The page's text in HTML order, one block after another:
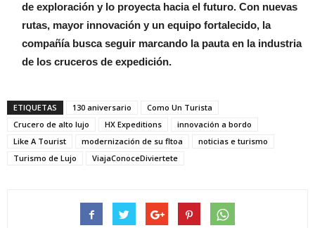
de exploración y lo proyecta hacia el futuro. Con nuevas
rutas, mayor innovación y un equipo fortalecido, la
compañía busca seguir marcando la pauta en la industria
de los cruceros de expedición.
ETIQUETAS 130 aniversario
Como Un Turista
Crucero de alto lujo
HX Expeditions
innovación a bordo
Like A Tourist
modernización de su fltoa
noticias e turismo
Turismo de Lujo
ViajaConoceDiviertete